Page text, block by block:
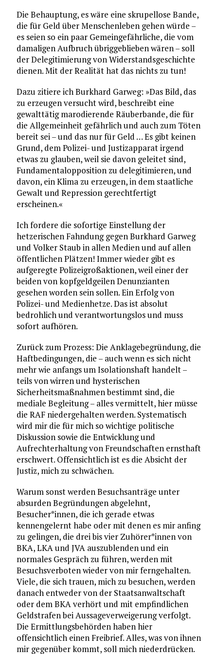
Die Behauptung, es wäre eine skrupellose Bande,
die für Geld über Menschenleben gehen würde –
es seien so ein paar Gemeingefährliche, die vom
damaligen Aufbruch übriggeblieben wären – soll
der Delegitimierung von Widerstandsgeschichte
dienen. Mit der Realität hat das nichts zu tun!
Dazu zitiere ich Burkhard Garweg: »Das Bild, das
zu erzeugen versucht wird, beschreibt eine
gewalttätig marodierende Räuberbande, die für
die Allgemeinheit gefährlich und auch zum Töten
bereit sei – und das nur für Geld … Es gibt keinen
Grund, dem Polizei- und Justizapparat irgend
etwas zu glauben, weil sie davon geleitet sind,
Fundamentalopposition zu delegitimieren, und
davon, ein Klima zu erzeugen, in dem staatliche
Gewalt und Repression gerechtfertigt
erscheinen.«
Ich fordere die sofortige Einstellung der
hetzerischen Fahndung gegen Burkhard Garweg
und Volker Staub in allen Medien und auf allen
öffentlichen Plätzen! Immer wieder gibt es
aufgeregte Polizeigroßaktionen, weil einer der
beiden von kopfgeldgeilen Denunzianten
gesehen worden sein sollen. Ein Erfolg von
Polizei- und Medienhetze. Das ist absolut
bedrohlich und verantwortungslos und muss
sofort aufhören.
Zurück zum Prozess: Die Anklagebegründung, die
Haftbedingungen, die – auch wenn es sich nicht
mehr wie anfangs um Isolationshaft handelt –
teils von wirren und hysterischen
Sicherheitsmaßnahmen bestimmt sind, die
mediale Begleitung – alles vermittelt, hier müsse
die RAF niedergehalten werden. Systematisch
wird mir die für mich so wichtige politische
Diskussion sowie die Entwicklung und
Aufrechterhaltung von Freundschaften ernsthaft
erschwert. Offensichtlich ist es die Absicht der
Justiz, mich zu schwächen.
Warum sonst werden Besuchsanträge unter
absurden Begründungen abgelehnt,
Besucher*innen, die ich gerade etwas
kennengelernt habe oder mit denen es mir anfing
zu gelingen, die drei bis vier Zuhörer*innen von
BKA, LKA und JVA auszublenden und ein
normales Gespräch zu führen, werden mit
Besuchsverboten wieder von mir ferngehalten.
Viele, die sich trauen, mich zu besuchen, werden
danach entweder von der Staatsanwaltschaft
oder dem BKA verhört und mit empfindlichen
Geldstrafen bei Aussageverweigerung verfolgt.
Die Ermittlungsbehörden haben hier
offensichtlich einen Freibrief. Alles, was von ihnen
mir gegenüber kommt, soll mich niederdrücken.